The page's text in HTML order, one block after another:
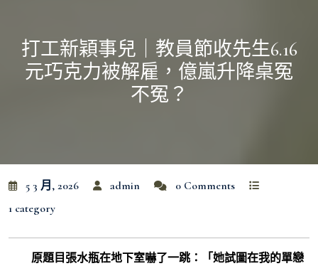
打工新穎事兒｜教員節收先生6.16
元巧克力被解雇，億嵐升降桌冤
不冤？
5 3 月, 2026 admin
0 Comments
1 category
原題目張水瓶在地下室嚇了一跳：「她試圖在我的單戀